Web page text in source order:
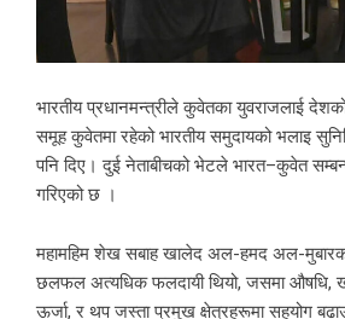
भारतीय प्रधानमन्त्रीले कुवेतका युवराजलाई
समूह कुवेतमा रहेको भारतीय समुदायको भलाइ
पनि दिए। दुई नेताबीचको भेटले भारत–कुवेत
गरिएको छ ।
महामहिम शेख सबाह खालेद अल-हमद अल-
छलफल अत्यधिक फलदायी थियो, जसमा औषधि,
ऊर्जा, र थप जस्ता प्रमुख क्षेत्रहरूमा सहयोग